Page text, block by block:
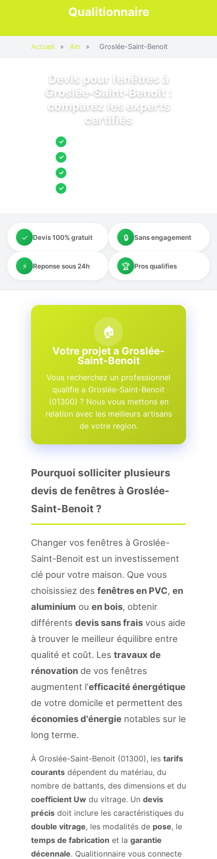
Qualitionnaire
Accueil » Ain » Groslée-Saint-Benoit
Devis pour fenêtres à
Groslée-Saint-Benoit :
comparez les experts
certifiés
✓
✓
✓
✓
✓ Devis 100% gratuit 🔒 Sans engagement
⚡ Reponse sous 24h 🏆 Pros qualifies
🏠
Votre projet a Groslée-
Saint-Benoit
Vous recherchez un professionnel
qualifie a Groslée-Saint-Benoit
(01300) ? Nous vous mettons en
relation avec les meilleurs artisans
de votre region.
Pourquoi solliciter plusieurs
devis de fenêtres à Groslée-
Saint-Benoit ?
Changer vos fenêtres à Groslée-
Saint-Benoit est un investissement
clé pour votre maison. Que vous
choisissiez des fenêtres en PVC, en
aluminium ou en bois, obtenir
différents devis sans frais vous aide
à trouver le meilleur équilibre entre
qualité et coût. Les travaux de
rénovation de vos fenêtres
augmentent l'efficacité énergétique
de votre domicile et permettent des
économies d'énergie notables sur le
long terme.
À Groslée-Saint-Benoit (01300), les tarifs
courants dépendent du matériau, du
nombre de battants, des dimensions et du
coefficient Uw du vitrage. Un devis
précis doit inclure les caractéristiques du
double vitrage, les modalités de pose, le
temps de fabrication et la garantie
décennale. Qualitionnaire vous connecte